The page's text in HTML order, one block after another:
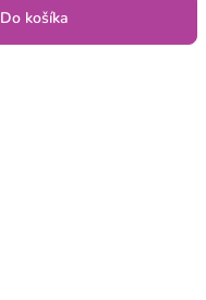
Do košíka